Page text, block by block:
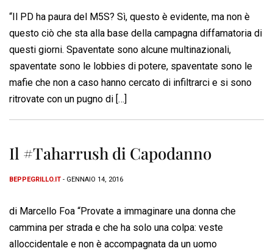
“Il PD ha paura del M5S? Sì, questo è evidente, ma non è
questo ciò che sta alla base della campagna diffamatoria di
questi giorni. Spaventate sono alcune multinazionali,
spaventate sono le lobbies di potere, spaventate sono le
mafie che non a caso hanno cercato di infiltrarci e si sono
ritrovate con un pugno di […]
Il #Taharrush di Capodanno
BEPPEGRILLO.IT - GENNAIO 14, 2016
di Marcello Foa “Provate a immaginare una donna che
cammina per strada e che ha solo una colpa: veste
alloccidentale e non è accompagnata da un uomo